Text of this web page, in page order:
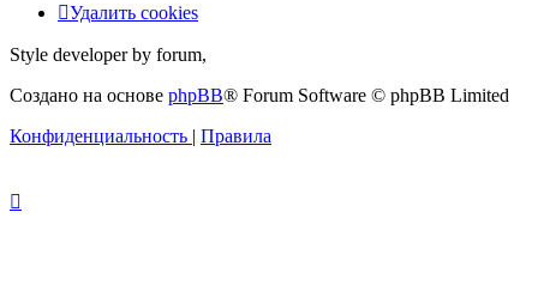
Удалить cookies
Style developer by forum,
Создано на основе phpBB® Forum Software © phpBB Limited
Конфиденциальность | Правила